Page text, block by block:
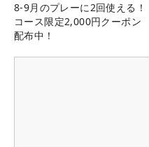
8-9月のプレーに2回使える！
コース限定2,000円クーポン
配布中！